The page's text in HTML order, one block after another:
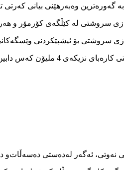
گه‌وره‌ترین وه‌به‌رهێنی‌ بیانی‌
سروشتی‌ له‌ كێڵگه‌ی‌ كۆرمۆر و
سروشتی‌ بۆ ئیشپێكردنی‌
4 ملیۆن كه‌س دابین ده‌كه‌ن.
نه‌وتی، ئه‌گه‌ر له‌ده‌ستی ده‌سه‌ڵات‌و